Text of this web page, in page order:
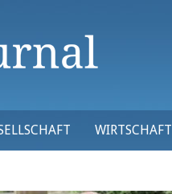
WIRTSCHAFT